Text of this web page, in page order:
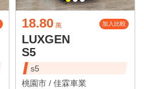
18.80 萬 加入比較
LUXGEN
S5
s5
桃園市 / 佳霖車業